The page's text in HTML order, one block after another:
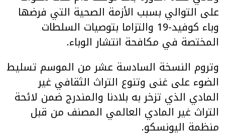
على التوالي بسبب الأزمة الصحية التي فرضها
وباء كوفيد-19 والتزاما بتوصيات السلطات
المختصة في مكافحة انتشار الوباء.
وتروم النسخة السادسة عشر من الموسم تسليط
الضوء على غنى وتنوع التراث الثقافي غير
المادي الذي تزخر به بلادنا والمندرج ضمن لائحة
التراث غير المادي العالمي المصنف من قبل
منظمة اليونسكو.